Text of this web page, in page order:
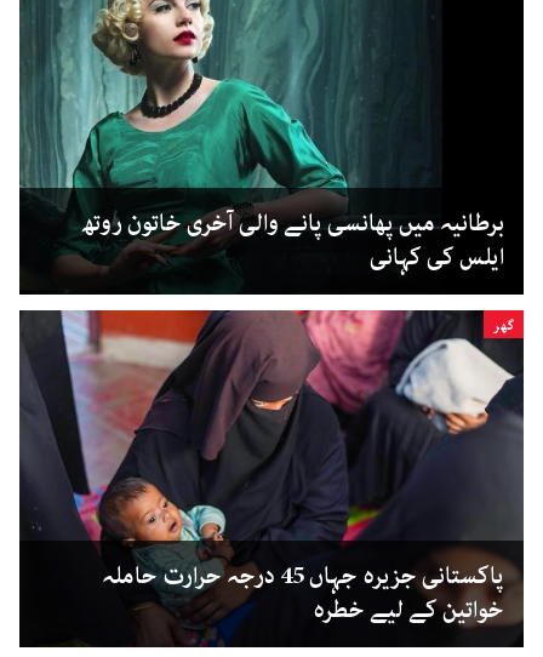
برطانیہ میں پھانسی پانے والی آخری خاتون روتھ
ایلس کی کہانی
گھر
پاکستانی جزیرہ جہاں 45 درجہ حرارت حاملہ
خواتین کے لیے خطرہ